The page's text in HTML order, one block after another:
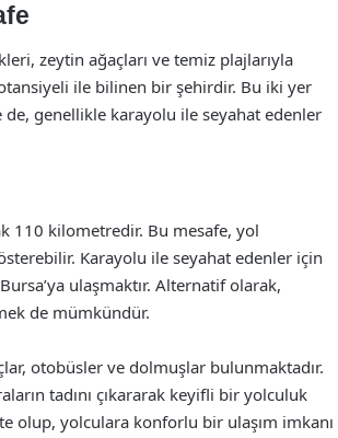
zeytin ağaçları ve temiz plajlarıyla
ile bilinen bir şehirdir. Bu iki yer
genellikle karayolu ile seyahat edenler
110 kilometredir. Bu mesafe, yol
Karayolu ile seyahat edenler için
ulaşmaktır. Alternatif olarak,
de mümkündür.
otobüsler ve dolmuşlar bulunmaktadır.
tadını çıkararak keyifli bir yolculuk
olup, yolculara konforlu bir ulaşım imkanı